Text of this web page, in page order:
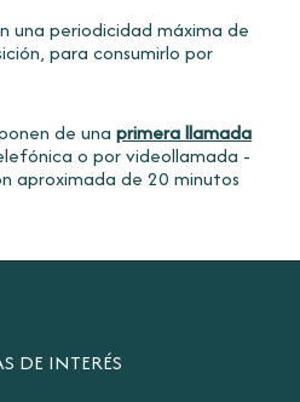
una periodicidad máxima de
para consumirlo por
de una primera llamada
o por videollamada -
aproximada de 20 minutos
DE INTERÉS